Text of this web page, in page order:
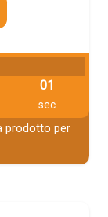
00
sec
prodotto per